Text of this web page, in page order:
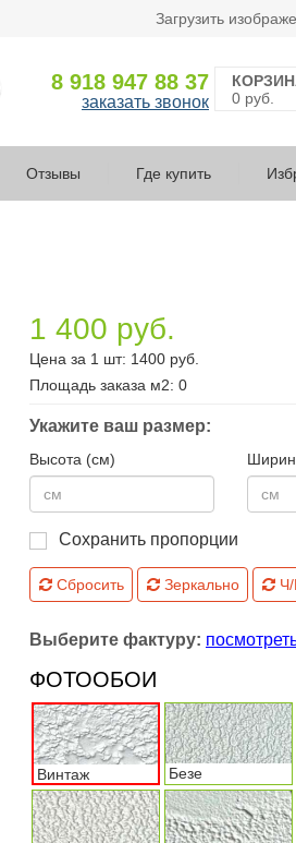
Загрузить
8 918 947 88 37
заказать звонок
0 руб.
Отзывы Где купить
1 400 руб.
Цена за 1 шт: 1400 руб.
Площадь заказа м2: 0
Укажите ваш размер:
Высота (см)
Сохранить пропорции
Сбросить Зеркально Ч/
Выберите фактуру:
ФОТООБОИ
Винтаж Безе